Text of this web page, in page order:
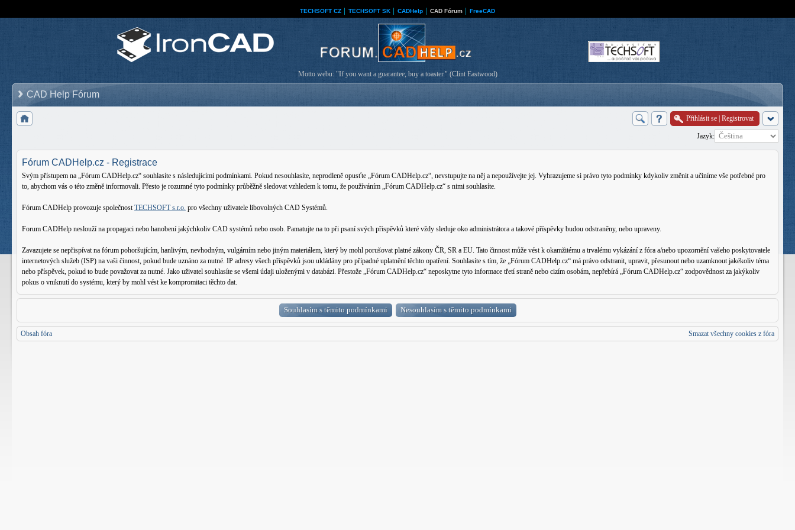
TECHSOFT CZ TECHSOFT SK CADHelp CAD Fórum FreeCAD
Motto webu: "If you want a guarantee, buy a toaster." (Clint Eastwood)
CAD Help Fórum
Přihlásit se Registrovat
Jazyk:
Fórum CADHelp.cz - Registrace
Svým přístupem na „Fórum CADHelp.cz“ souhlasíte s následujícími podmínkami. Pokud nesouhlasíte, neprodleně opusťte „Fórum CADHelp.cz“, nevstupujte na něj a nepoužívejte jej. Vyhrazujeme si právo tyto podmínky kdykoliv změnit a učiníme vše potřebné pro
to, abychom vás o této změně informovali. Přesto je rozumné tyto podmínky průběžně sledovat vzhledem k tomu, že používáním „Fórum CADHelp.cz“ s nimi souhlasíte.
Fórum CADHelp provozuje společnostTECHSOFT s.r.o. pro všechny uživatele libovolných CAD Systémů.
Forum CADHelp neslouží na propagaci nebo hanobení jakýchkoliv CAD systémů nebo osob. Pamatujte na to při psaní svých přispěvků které vždy sleduje oko administrátora a takové příspěvky budou odstraněny, nebo upraveny.
Zavazujete se nepřispívat na fórum pohoršujícím, hanlivým, nevhodným, vulgárním nebo jiným materiálem, který by mohl porušovat platné zákony ČR, SR a EU. Tato činnost může vést k okamžitému a trvalému vykázání z fóra a/nebo upozornění vašeho poskytovatele
internetových služeb (ISP) na vaši činnost, pokud bude uznáno za nutné. IP adresy všech příspěvků jsou ukládány pro případné uplatnění těchto opatření. Souhlasíte s tím, že „Fórum CADHelp.cz“ má právo odstranit, upravit, přesunout nebo uzamknout jakékoliv téma
nebo příspěvek, pokud to bude považovat za nutné. Jako uživatel souhlasíte se všemi údaji uloženými v databázi. Přestože „Fórum CADHelp.cz“ neposkytne tyto informace třetí straně nebo cizím osobám, nepřebírá „Fórum CADHelp.cz“ zodpovědnost za jakýkoliv
pokus o vniknutí do systému, který by mohl vést ke kompromitaci těchto dat.
Obsah fóra Smazat všechny cookies z fóra